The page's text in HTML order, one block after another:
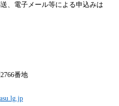
、電子メール等による申込みは
番地